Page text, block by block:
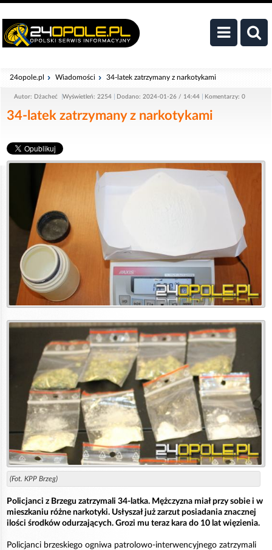
24opole.pl Wiadomości 34-latek zatrzymany z narkotykami
Autor: Dżacheć Wyświetleń: 2254 Dodano: 2024-01-26 / 14:44 Komentarzy: 0
34-latek zatrzymany z narkotykami
(Fot. KPP Brzeg)
Policjanci z Brzegu zatrzymali 34-latka. Mężczyzna miał przy sobie i w
mieszkaniu różne narkotyki. Usłyszał już zarzut posiadania znacznej
ilości środków odurzających. Grozi mu teraz kara do 10 lat więzienia.
Policjanci brzeskiego ogniwa patrolowo-interwencyjnego zatrzymali